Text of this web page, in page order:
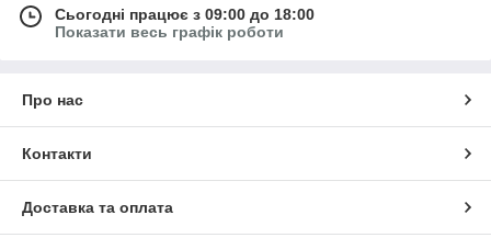
Сьогодні працює з 09:00 до 18:00
Показати весь графік роботи
Про нас
Контакти
Доставка та оплата